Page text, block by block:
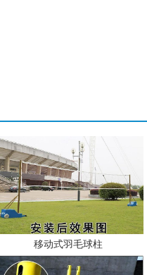
移动式羽毛球柱